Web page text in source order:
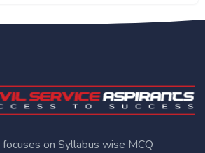
on Syllabus wise MCQ